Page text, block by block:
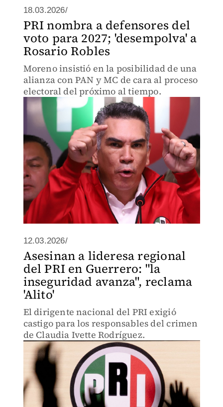
18.03.2026/
PRI nombra a defensores del
voto para 2027; 'desempolva' a
Rosario Robles
Moreno insistió en la posibilidad de una
alianza con PAN y MC de cara al proceso
electoral del próximo al tiempo.
12.03.2026/
Asesinan a lideresa regional
del PRI en Guerrero: "la
inseguridad avanza", reclama
'Alito'
El dirigente nacional del PRI exigió
castigo para los responsables del crimen
de Claudia Ivette Rodríguez.